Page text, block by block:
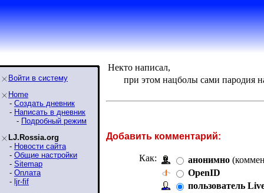
Войти в систему
Home
- Создать дневник
- Написать в дневник
- Подробный режим
LJ.Rossia.org
- Новости сайта
- Общие настройки
- Sitemap
- Оплата
- ljr-fif
Некто написал,
при этом нацболы сами пародия
Добавить комментарий:
Как: анонимно
OpenID
пользователь